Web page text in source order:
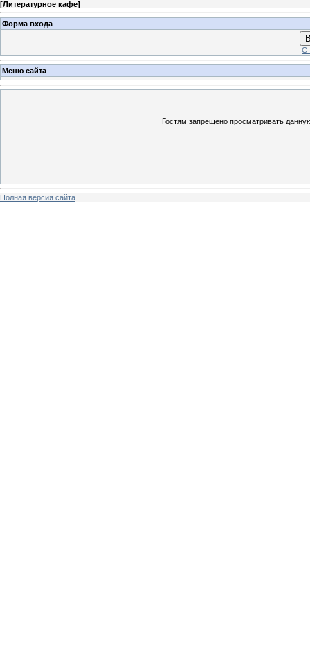
[Литературное кафе]
Форма входа
Меню сайта
Гостям запрещено просматривать
Полная версия сайта